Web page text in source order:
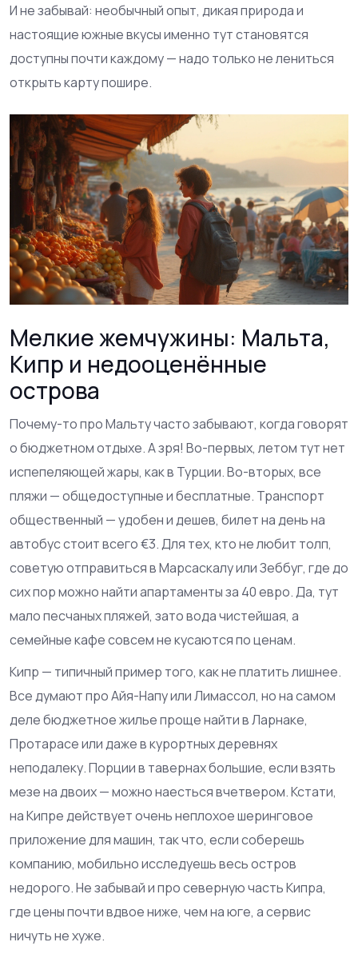
И не забывай: необычный опыт, дикая природа и
настоящие южные вкусы именно тут становятся
доступны почти каждому — надо только не лениться
открыть карту пошире.
Мелкие жемчужины: Мальта,
Кипр и недооценённые
острова
Почему-то про Мальту часто забывают, когда говорят
о бюджетном отдыхе. А зря! Во-первых, летом тут нет
испепеляющей жары, как в Турции. Во-вторых, все
пляжи — общедоступные и бесплатные. Транспорт
общественный — удобен и дешев, билет на день на
автобус стоит всего €3. Для тех, кто не любит толп,
советую отправиться в Марсаскалу или Зеббуг, где до
сих пор можно найти апартаменты за 40 евро. Да, тут
мало песчаных пляжей, зато вода чистейшая, а
семейные кафе совсем не кусаются по ценам.
Кипр — типичный пример того, как не платить лишнее.
Все думают про Айя-Напу или Лимассол, но на самом
деле бюджетное жилье проще найти в Ларнаке,
Протарасе или даже в курортных деревнях
неподалеку. Порции в тавернах большие, если взять
мезе на двоих — можно наесться вчетвером. Кстати,
на Кипре действует очень неплохое шеринговое
приложение для машин, так что, если соберешь
компанию, мобильно исследуешь весь остров
недорого. Не забывай и про северную часть Кипра,
где цены почти вдвое ниже, чем на юге, а сервис
ничуть не хуже.